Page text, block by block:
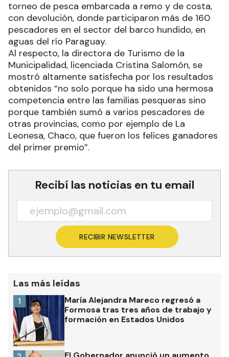
Por otra parte, organizado por el Municipio y la
barra La 12 Pesca, se desarrolló el sábado 20 el
torneo de pesca embarcada a remo y de costa,
con devolución, donde participaron más de 160
pescadores en el sector del barco hundido, en
aguas del río Paraguay.
Al respecto, la directora de Turismo de la
Municipalidad, licenciada Cristina Salomón, se
mostró altamente satisfecha por los resultados
obtenidos “no solo porque ha sido una hermosa
competencia entre las familias pesqueras sino
porque también sumó a varios pescadores de
otras provincias, como por ejemplo de La
del primer premio”.
Recibí las noticias en tu email
RECIBIR NEWSLETTER
Las más leídas
María Alejandra Mareco regresó a
1